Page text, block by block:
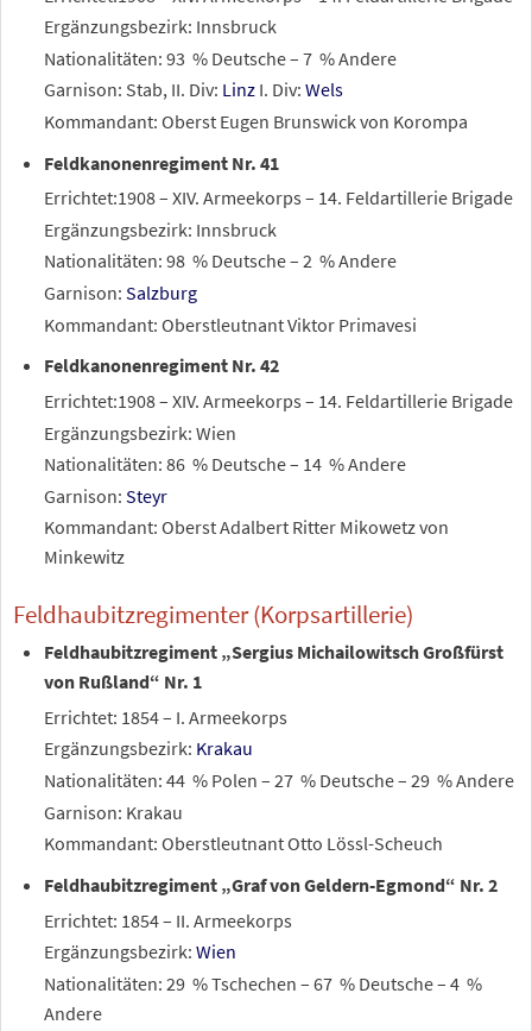
Ergänzungsbezirk: Innsbruck
Nationalitäten: 93 % Deutsche – 7 % Andere
Garnison: Stab, II. Div: LinzI. Div: Wels
Kommandant: Oberst Eugen Brunswick von Korompa
Feldkanonenregiment Nr. 41
Errichtet:1908 – XIV. Armeekorps – 14. Feldartillerie Brigade
Ergänzungsbezirk: Innsbruck
Nationalitäten: 98 % Deutsche – 2 % Andere
Garnison: Salzburg
Kommandant: Oberstleutnant Viktor Primavesi
Feldkanonenregiment Nr. 42
Errichtet:1908 – XIV. Armeekorps – 14. Feldartillerie Brigade
Ergänzungsbezirk: Wien
Nationalitäten: 86 % Deutsche – 14 % Andere
Garnison: Steyr
Kommandant: Oberst Adalbert Ritter Mikowetz von
Minkewitz
Feldhaubitzregimenter (Korpsartillerie)
Feldhaubitzregiment „Sergius Michailowitsch Großfürst
von Rußland“ Nr. 1
Errichtet: 1854 – I. Armeekorps
Ergänzungsbezirk: Krakau
Nationalitäten: 44 % Polen – 27 % Deutsche – 29 % Andere
Garnison: Krakau
Kommandant: Oberstleutnant Otto Lössl-Scheuch
Feldhaubitzregiment „Graf von Geldern-Egmond“ Nr. 2
Errichtet: 1854 – II. Armeekorps
Ergänzungsbezirk: Wien
Nationalitäten: 29 % Tschechen – 67 % Deutsche – 4 %
Andere